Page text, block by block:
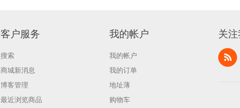
客户服务
搜索
商城新消息
博客管理
最近浏览商品
我的帐户
我的帐户
我的订单
地址薄
购物车
关